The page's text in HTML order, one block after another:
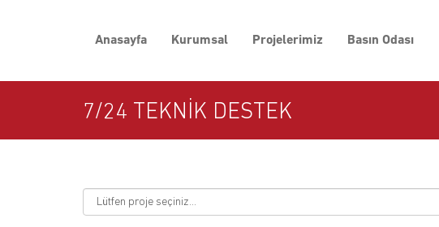
Anasayfa Kurumsal Projelerimiz Basın Odası
7/24 TEKNİK DESTEK